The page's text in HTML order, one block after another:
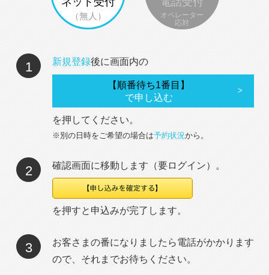
（無人）
オペレーター
応対
1 新規登録後に画面内の
【順番待ち1番目】
で申し込む
を押してください。
※別の日時をご希望の場合は予約状況から。
2 確認画面に移動します（要ログイン）。
を押すと申込みが完了します。
3
お客さまの番になりましたら電話がかかります
ので、それまでお待ちください。